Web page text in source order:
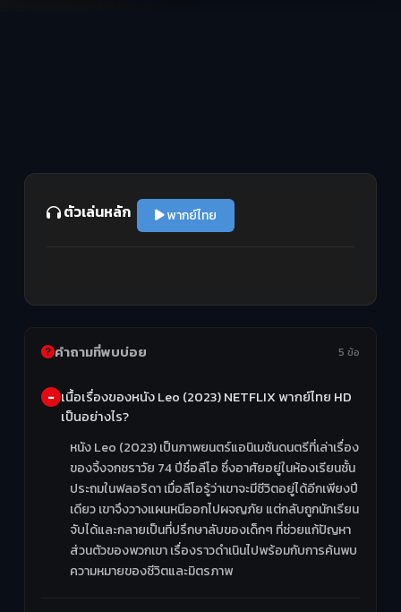
ตัวเล่นหลัก พากย์ไทย
คำถามที่พบบ่อย 5 ข้อ
เนื้อเรื่องของหนัง Leo (2023) NETFLIX พากย์ไทย HD
เป็นอย่างไร?
หนัง Leo (2023) เป็นภาพยนตร์แอนิเมชันดนตรีที่เล่าเรื่อง
ของจิ้งจกชราวัย 74 ปีชื่อลีโอ ซึ่งอาศัยอยู่ในห้องเรียนชั้น
ประถมในฟลอริดา เมื่อลีโอรู้ว่าเขาจะมีชีวิตอยู่ได้อีกเพียงปี
เดียว เขาจึงวางแผนหนีออกไปผจญภัย แต่กลับถูกนักเรียน
จับได้และกลายเป็นที่ปรึกษาลับของเด็กๆ ที่ช่วยแก้ปัญหา
ส่วนตัวของพวกเขา เรื่องราวดำเนินไปพร้อมกับการค้นพบ
ความหมายของชีวิตและมิตรภาพ